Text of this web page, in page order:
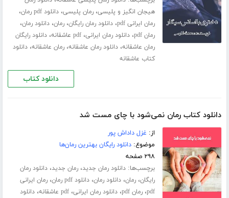
هیجان انگیز و پلیسی،رمان پلیسی،دانلود pdf رمان ،
رمان ایرانی pdf ،دانلود رمان رایگان،رمان،دانلود رمان،
رمان pdf ،دانلود رمان ایرانی،pdf عاشقانه ،دانلود رایگان
رمان عاشقانه،دانلود رمان عاشقانه،رمان عاشقانه،دانلود
کتاب عاشقانه
دانلود کتاب
دانلود کتاب رمان نمی‌شود با چای مست شد
از: غزل داداش پور
موضوع:دانلود رایگان بهترین رمان‌ها
۲۹۸ صفحه
برچسب‌ها:دانلود رمان جدید،رمان جدید،دانلود رمان
رایگان،رمان،دانلود رمان،دانلود pdf رمان ،رمان ایرانی
pdf،رمان pdf ،دانلود رمان ایرانی،pdf عاشقانه ،دانلود